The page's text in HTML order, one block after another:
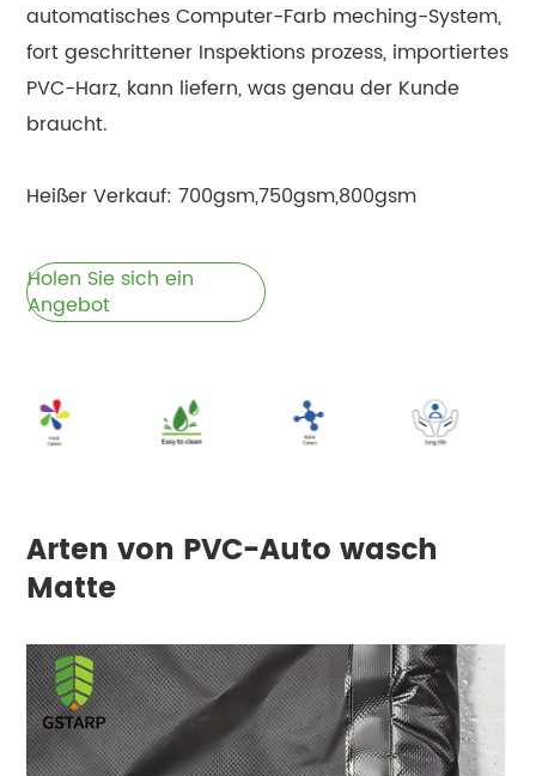
automatisches Computer-Farb meching-System,
fort geschrittener Inspektions prozess, importiertes
PVC-Harz, kann liefern, was genau der Kunde
braucht.
Heißer Verkauf: 700gsm,750gsm,800gsm
Holen Sie sich ein
Angebot
Arten von PVC-Auto wasch
Matte